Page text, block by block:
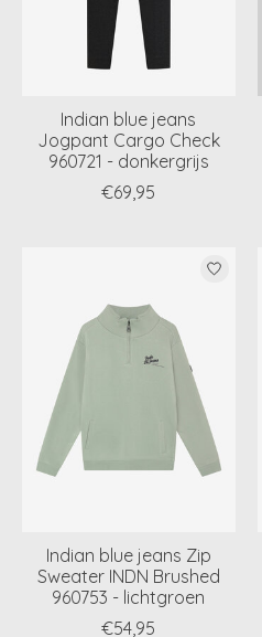
Indian blue jeans
Jogpant Cargo Check
960721 - donkergrijs
€69,95
Indian blue jeans Zip
Sweater INDN Brushed
960753 - lichtgroen
€54,95